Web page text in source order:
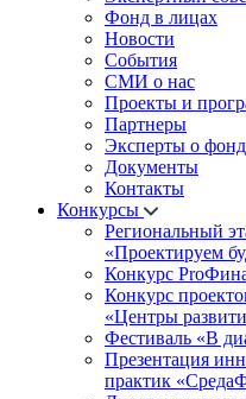
Фонд в лицах
Новости
События
СМИ о нас
Проекты и
Партнеры
Эксперты о
Документы
Контакты
Конкурсы
Региональный
«Проектируем
Конкурс
Конкурс
«Центры
Фестиваль «В
Презентация
практик